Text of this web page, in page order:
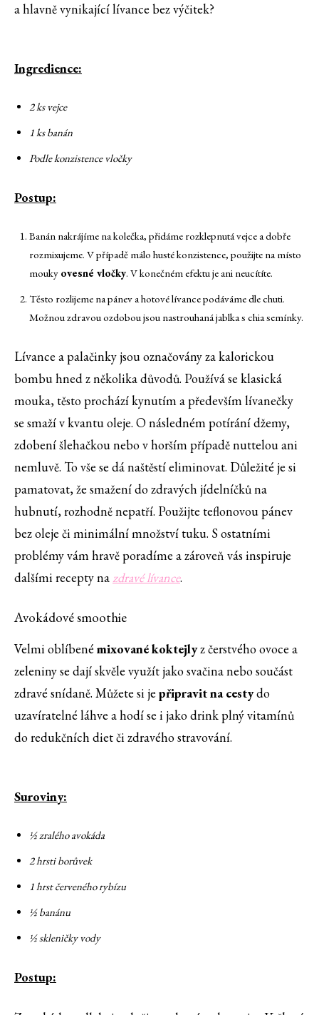
a hlavně vynikající lívance bez výčitek?
Ingredience:
2 ks vejce
1 ks banán
Podle konzistence vločky
Postup:
Banán nakrájíme na kolečka, přidáme rozklepnutá vejce a dobře
rozmixujeme. V případě málo husté konzistence, použijte na místo
mouky ovesné vločky. V konečném efektu je ani neucítíte.
Těsto rozlijeme na pánev a hotové lívance podáváme dle chuti.
Možnou zdravou ozdobou jsou nastrouhaná jablka s chia semínky.
Lívance a palačinky jsou označovány za kalorickou
bombu hned z několika důvodů. Používá se klasická
mouka, těsto prochází kynutím a především lívanečky
se smaží v kvantu oleje. O následném potírání džemy,
zdobení šlehačkou nebo v horším případě nuttelou ani
nemluvě. To vše se dá naštěstí eliminovat. Důležité je si
pamatovat, že smažení do zdravých jídelníčků na
hubnutí, rozhodně nepatří. Použijte teflonovou pánev
bez oleje či minimální množství tuku. S ostatními
problémy vám hravě poradíme a zároveň vás inspiruje
dalšími recepty nazdravé lívance.
Avokádové smoothie
Velmi oblíbené mixované koktejlyz čerstvého ovoce a
zeleniny se dají skvěle využít jako svačina nebo součást
zdravé snídaně. Můžete si je připravit na cestydo
uzavíratelné láhve a hodí se i jako drink plný vitamínů
do redukčních diet či zdravého stravování.
Suroviny:
½ zralého avokáda
2 hrsti borůvek
1 hrst červeného rybízu
½ banánu
½ skleničky vody
Postup: